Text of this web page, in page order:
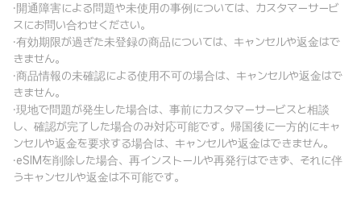
·開通障害による問題や未使用の事例については、カスタマーサービ
スにお問い合わせください。
·有効期限が過ぎた未登録の商品については、キャンセルや返金はで
きません。
·商品情報の未確認による使用不可の場合は、キャンセルや返金はで
きません。
·現地で問題が発生した場合は、事前にカスタマーサービスと相談
し、確認が完了した場合のみ対応可能です。帰国後に一方的にキャ
ンセルや返金を要求する場合は、キャンセルや返金はできません。
·eSIMを削除した場合、再インストールや再発行はできず、それに伴
うキャンセルや返金は不可能です。